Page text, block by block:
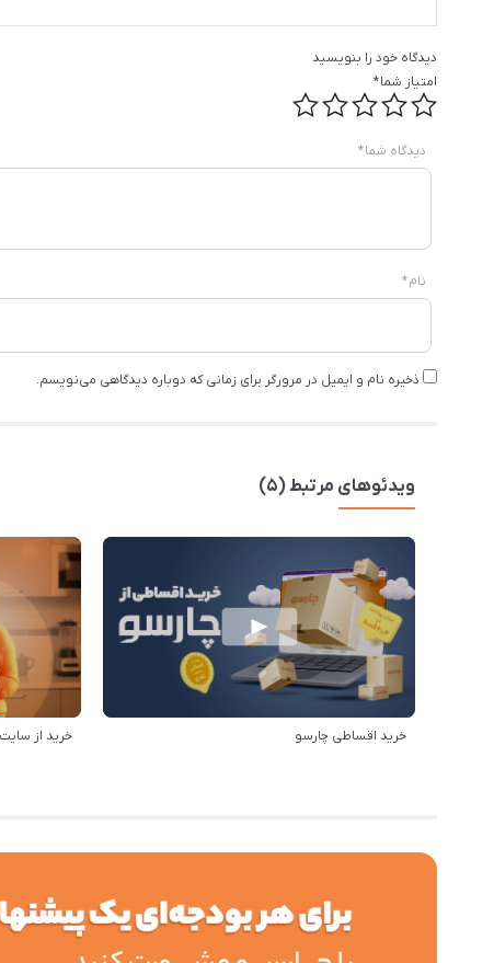
دیدگاه خود را بنویسید
امتیاز شما*
دیدگاه شما*
نام*
ذخیره نام و ایمیل در مرورگر برای زمانی که دوباره دیدگاهی می‌نویسم.
ویدئوهای مرتبط (5)
خرید اقساطی چارسو خرید از